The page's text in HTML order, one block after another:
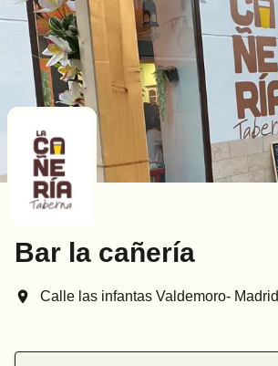
Bar la cañería
Calle las infantas Valdemoro- Madrid